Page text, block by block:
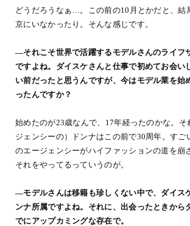
どうだろうなぁ…。この前の10月とかだと、結
京にいなかったり。そんな感じです。
―それこそ世界で活躍するモデルさんのライフ
ですよね。ダイスケさんと仕事で初めてお会い
い前だったと思うんですが、今はモデル業を始
ったんですか？
始めたのが23歳なんで、17年経ったのかな。そ
ジェンシーの）ドンナはこの前で30周年。すご
のエージェンシーがハイファッションの道を崩
それをやってるっていうのが。
―モデルさんは移籍も珍しくない中で、ダイス
ンナ所属ですよね。それに、出会ったときから
でにアップカミングな存在で。